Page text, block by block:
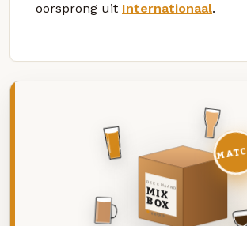
oorsprong uit Internationaal.
DEZE MAAND
MIX
BOX
8 BIEREN